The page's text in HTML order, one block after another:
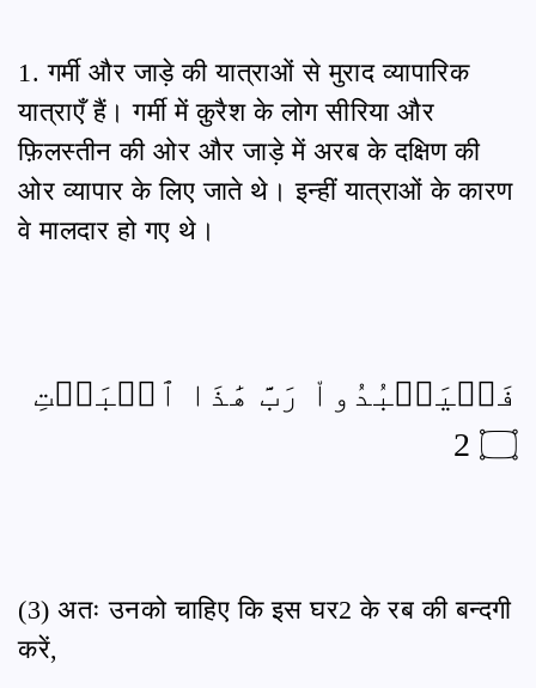
1. गर्मी और जाड़े की यात्राओं से मुराद व्यापारिक
यात्राएँ हैं। गर्मी में क़ुरैश के लोग सीरिया और
फ़िलस्तीन की ओर और जाड़े में अरब के दक्षिण की
ओर व्यापार के लिए जाते थे। इन्हीं यात्राओं के कारण
वे मालदार हो गए थे।
فَلۡيَعۡبُدُواْ رَبَّ هَٰذَا ٱلۡبَيۡتِ
۝ 2
(3) अतः उनको चाहिए कि इस घर2 के रब की बन्दगी
करें,